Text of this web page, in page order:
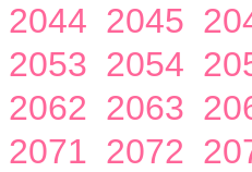
2044 2045
2053 2054
2062 2063
2071 2072